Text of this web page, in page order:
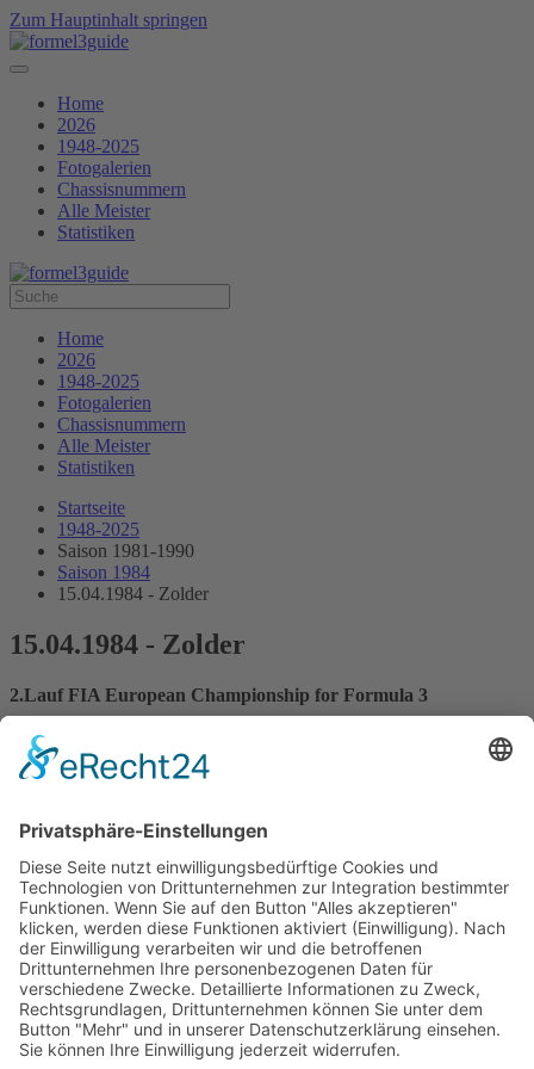
Zum Hauptinhalt springen
Home
2026
1948-2025
Fotogalerien
Chassisnummern
Alle Meister
Statistiken
Home
2026
1948-2025
Fotogalerien
Chassisnummern
Alle Meister
Statistiken
Startseite
1948-2025
Saison 1981-1990
Saison 1984
15.04.1984 - Zolder
15.04.1984 - Zolder
2.Lauf FIA European Championship for Formula 3
Streckenskizze
Nennungsliste
Ergebnis Zeittraining 1
Original Zeitnahme
Ergebnis Zeittraining 2
Original Zeitnahme
Gesamtergebnis Zeittraining 1+2 Original Zeitnahme
Startaufstellung
Original Zeitnahme
Ergebnis Rennen
Original Zeitnahme